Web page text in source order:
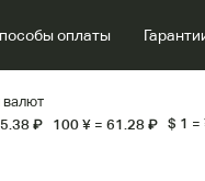
оплаты
валют
₽ 100 ¥ = 61.28 ₽ $ 1 =